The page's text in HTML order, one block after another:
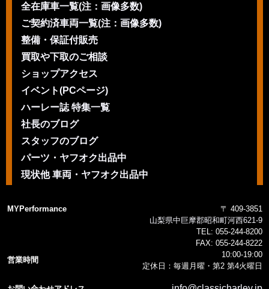
全在庫車一覧(注：画像多数)
ご契約済車両一覧(注：画像多数)
整備・保証付販売
買取や下取のご相談
ショップアクセス
イベント(PCページ)
ハーレー誌 特集一覧
社長のブログ
スタッフのブログ
パーツ・ヤフオク出品中
現状他 車両・ヤフオク出品中
MYPerformance
〒 409-3851
山梨県中巨摩郡昭和町河西621-9
TEL: 055-244-8200
FAX: 055-244-8222
営業時間
10:00-19:00
定休日：毎週月曜・第2 第4火曜日